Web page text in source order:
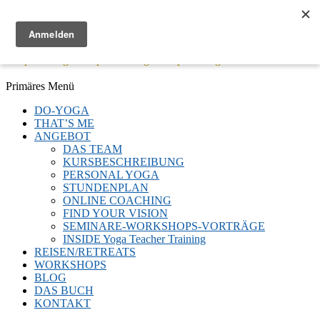
Menü
Facebook
Twitter
E-
LinkedIn
YouTube
Instagram
Primäres Menü
Zum
Inhalt
springen
DO-YOGA
THAT’S ME
ANGEBOT
DAS TEAM
KURSBESCHREIBUNG
PERSONAL YOGA
STUNDENPLAN
ONLINE COACHING
FIND YOUR VISION
SEMINARE-WORKSHOPS-VORTRÄGE
INSIDE Yoga Teacher Training
REISEN/RETREATS
WORKSHOPS
BLOG
DAS BUCH
KONTAKT